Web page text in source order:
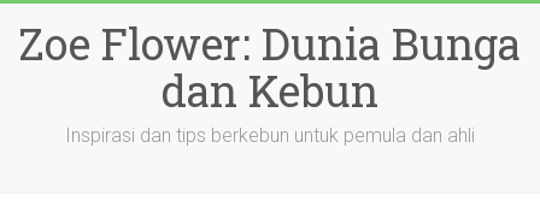
content
Zoe Flower: Dunia Bunga
dan Kebun
Inspirasi dan tips berkebun untuk pemula dan ahli